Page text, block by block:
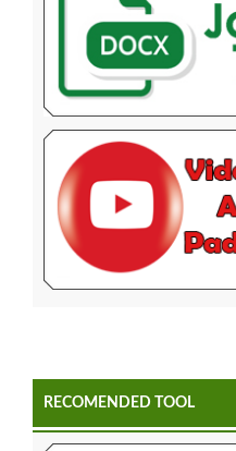
RECOMENDED TOOL